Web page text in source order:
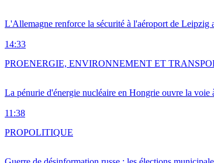
L'Allemagne renforce la sécurité à l'aéroport de Leipzig
14:33
La pénurie d'énergie nucléaire en Hongrie ouvre la voie
11:38
PROENERGIE, ENVIRONNEMENT ET
PROPOLITIQUE